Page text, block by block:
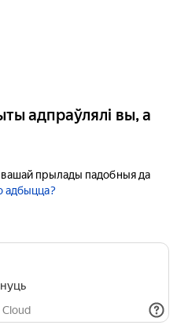
адпраўлялі вы, а
прылады падобныя да
адбыцца?
Cloud